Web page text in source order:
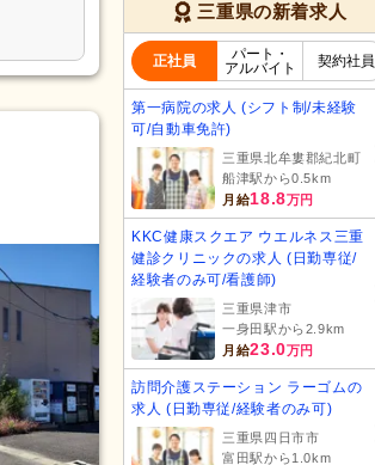
三重県の新着求人
正社員
パート・
アルバイト
契約社員
第一病院の求人 (シフト制/未経験
可/自動車免許)
三重県北牟婁郡紀北町
船津駅から0.5km
月給18.8万円
KKC健康スクエア ウエルネス三重
健診クリニックの求人 (日勤専従/
経験者のみ可/看護師)
三重県津市
一身田駅から2.9km
月給23.0万円
訪問介護ステーション ラーゴムの
求人 (日勤専従/経験者のみ可)
三重県四日市市
富田駅から1.0km